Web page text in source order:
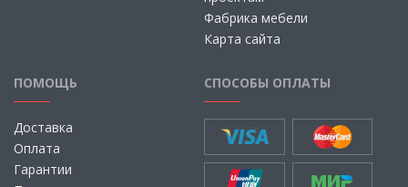
Фабрика мебели
Карта сайта
ПОМОЩЬ
Доставка
Оплата
Гарантии
СПОСОБЫ ОПЛАТЫ